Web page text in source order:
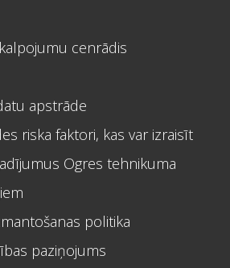
cenrādis
apstrāde
riska faktori, kas var izraisīt
Ogres tehnikuma
politika
paziņojums